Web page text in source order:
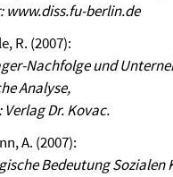
www.diss.fu-berlin.de
R. (2007):
Nachfolge und
Analyse,
Dr. Kovac.
A. (2007):
Bedeutung Sozialen